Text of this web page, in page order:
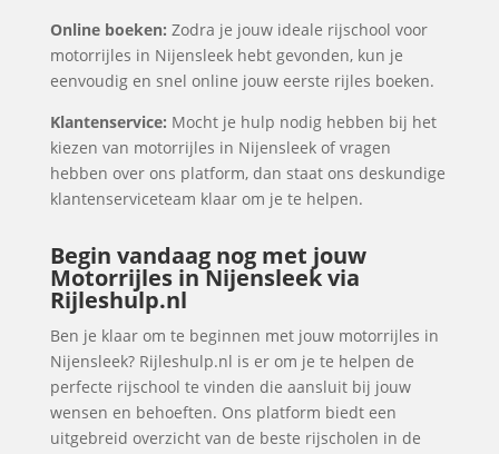
Online boeken: Zodra je jouw ideale rijschool voor
motorrijles in Nijensleek hebt gevonden, kun je
eenvoudig en snel online jouw eerste rijles boeken.
Klantenservice: Mocht je hulp nodig hebben bij het
kiezen van motorrijles in Nijensleek of vragen
hebben over ons platform, dan staat ons deskundige
klantenserviceteam klaar om je te helpen.
Begin vandaag nog met jouw
Motorrijles in Nijensleek via
Rijleshulp.nl
Ben je klaar om te beginnen met jouw motorrijles in
Nijensleek? Rijleshulp.nl is er om je te helpen de
perfecte rijschool te vinden die aansluit bij jouw
wensen en behoeften. Ons platform biedt een
uitgebreid overzicht van de beste rijscholen in de